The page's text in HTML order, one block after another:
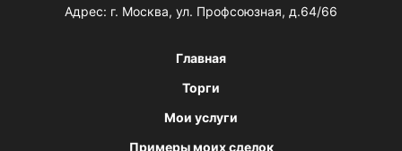
Адрес: г. Москва, ул. Профсоюзная, д.64/66
Главная
Торги
Мои услуги
Примеры моих сделок